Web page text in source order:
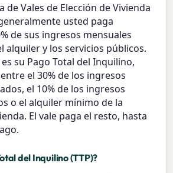
de Vales de Elección de Vivienda
usted paga
de sus ingresos mensuales
alquiler y los servicios públicos.
su Pago Total del Inquilino,
el 30% de los ingresos
el 10% de los ingresos
o el alquiler mínimo de la
El vale paga el resto, hasta
del Inquilino (TTP)?